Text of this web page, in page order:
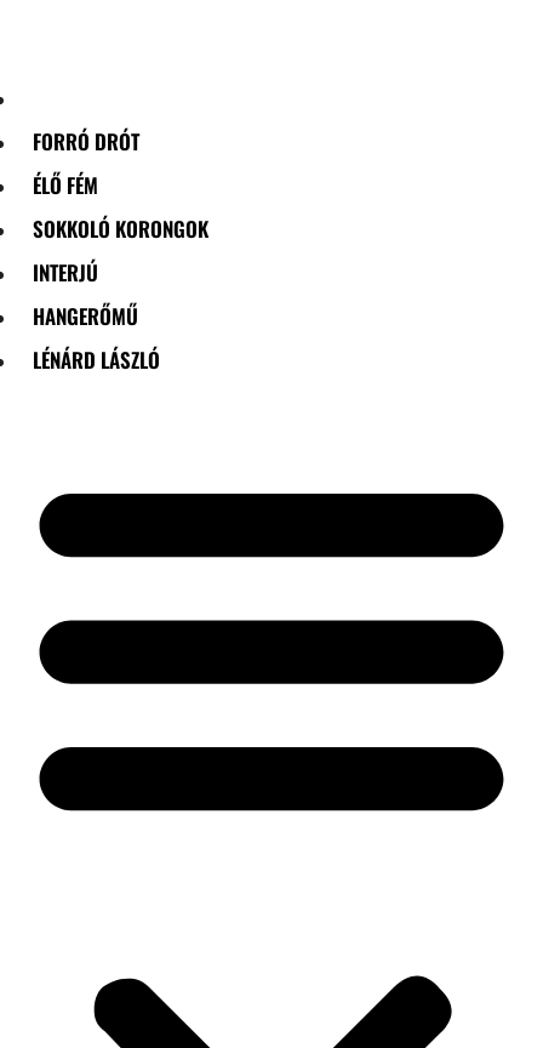
FORRÓ DRÓT
ÉLŐ FÉM
SOKKOLÓ KORONGOK
INTERJÚ
HANGERŐMŰ
LÉNÁRD LÁSZLÓ